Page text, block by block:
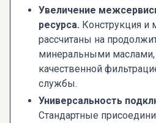
Увеличение
ресурса. Конструкция и
рассчитаны на
минеральными маслами,
качественной
службы.
Универсальность
Стандартные